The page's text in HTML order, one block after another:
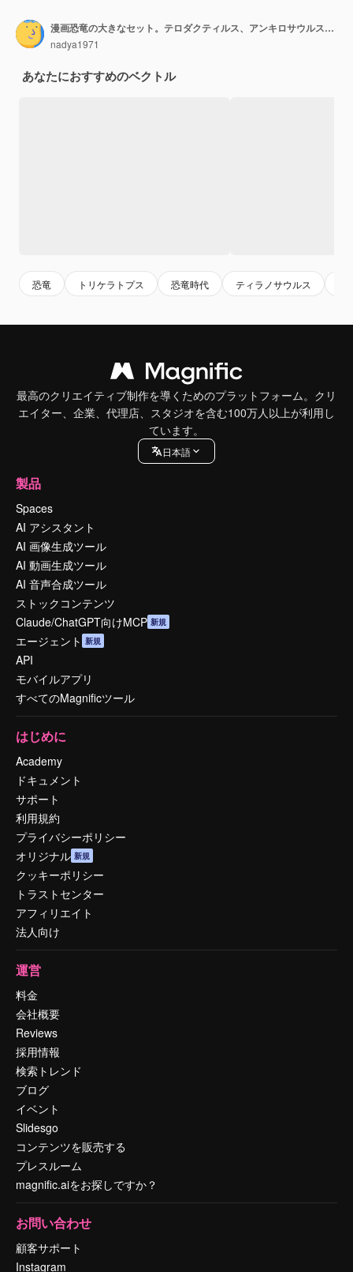
漫画恐竜の大きなセット。テロダクティルス、アンキロサウルス、ステゴサウルス、パキケファロサウルス、スピノサウルス、ティラノサウルス、タルボサウルス、トリケラトプス、ガリミマス、アンフィコエリアス、ディプロドクス、プラテオサウルス
nadya1971
あなたにおすすめのベクトル
恐竜 トリケラトプス 恐竜時代 ティラノサウルス
最高のクリエイティブ制作を導くためのプラットフォーム。クリ
エイター、企業、代理店、スタジオを含む100万人以上が利用し
ています。
日本語
製品
Spaces
AI アシスタント
AI 画像生成ツール
AI 動画生成ツール
AI 音声合成ツール
ストックコンテンツ
Claude/ChatGPT向けMCP 新規
エージェント 新規
API
モバイルアプリ
すべてのMagnificツール
はじめに
Academy
ドキュメント
サポート
利用規約
プライバシーポリシー
オリジナル 新規
クッキーポリシー
トラストセンター
アフィリエイト
法人向け
運営
料金
会社概要
Reviews
採用情報
検索トレンド
ブログ
イベント
Slidesgo
コンテンツを販売する
プレスルーム
magnific.aiをお探しですか？
お問い合わせ
顧客サポート
Instagram